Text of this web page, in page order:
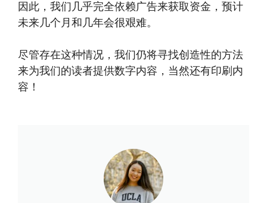
因此，我们几乎完全依赖广告来获取资金，预计
未来几个月和几年会很艰难。
尽管存在这种情况，我们仍将寻找创造性的方法
来为我们的读者提供数字内容，当然还有印刷内
容！